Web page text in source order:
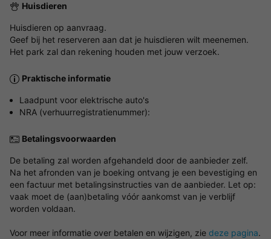
Huisdieren
Huisdieren op aanvraag.
Geef bij het reserveren aan dat je huisdieren wilt meenemen.
Het park zal dan rekening houden met jouw verzoek.
Praktische informatie
Laadpunt voor elektrische auto's
NRA (verhuurregistratienummer):
Betalingsvoorwaarden
De betaling zal worden afgehandeld door de aanbieder zelf.
Na het afronden van je boeking ontvang je een bevestiging en
een factuur met betalingsinstructies van de aanbieder. Let op:
vaak moet de (aan)betaling vóór aankomst van je verblijf
worden voldaan.
Voor meer informatie over betalen en wijzigen, zie deze pagina.